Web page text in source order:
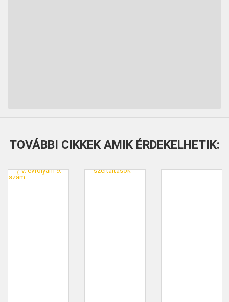
TOVÁBBI CIKKEK AMIK ÉRDEKELHETIK: